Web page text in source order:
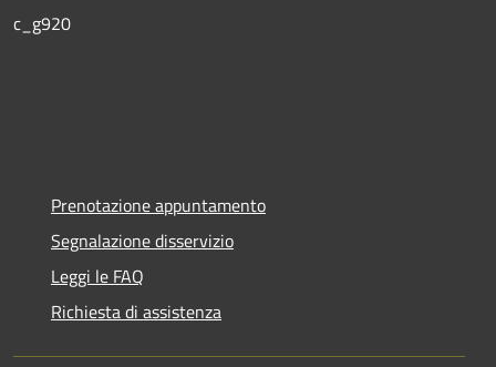
c_g920
Prenotazione appuntamento
Segnalazione disservizio
Leggi le FAQ
Richiesta di assistenza